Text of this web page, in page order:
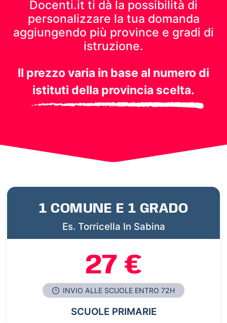
Docenti.it ti dà la possibilità di
personalizzare la tua domanda
aggiungendo più province e gradi di
istruzione.
Il prezzo varia in base al numero di
istituti della provincia scelta.
1 COMUNE E 1 GRADO
Es. Torricella In Sabina
27 €
INVIO ALLE SCUOLE ENTRO 72H
SCUOLE PRIMARIE